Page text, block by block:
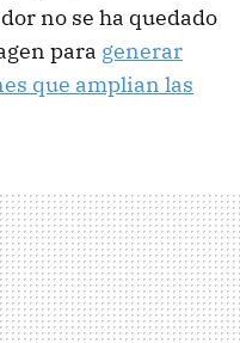
no se ha quedado
para generar
que amplian las